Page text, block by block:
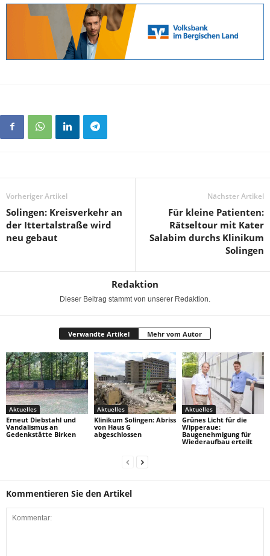
Vorheriger Artikel
Solingen: Kreisverkehr an
der Ittertalstraße wird
neu gebaut
Nächster Artikel
Für kleine Patienten:
Rätseltour mit Kater
Salabim durchs Klinikum
Solingen
Redaktion
Dieser Beitrag stammt von unserer Redaktion.
Verwandte Artikel Mehr vom Autor
Aktuelles
Erneut Diebstahl und
Vandalismus an
Gedenkstätte Birken
Aktuelles
Klinikum Solingen: Abriss
von Haus G
abgeschlossen
Aktuelles
Grünes Licht für die
Wipperaue:
Baugenehmigung für
Wiederaufbau erteilt
Kommentieren Sie den Artikel